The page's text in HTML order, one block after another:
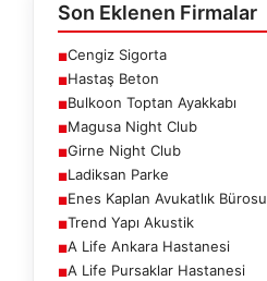
Son Eklenen Firmalar
■Cengiz Sigorta
■Hastaş Beton
■Bulkoon Toptan Ayakkabı
■Magusa Night Club
■Girne Night Club
■Ladiksan Parke
■Enes Kaplan Avukatlık Bürosu
■Trend Yapı Akustik
■A Life Ankara Hastanesi
■A Life Pursaklar Hastanesi